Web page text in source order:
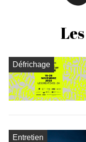
Défrichage
Entretien